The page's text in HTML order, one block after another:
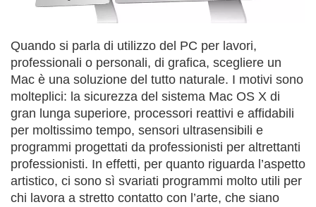
Quando si parla di utilizzo del PC per lavori,
professionali o personali, di grafica, scegliere un
Mac è una soluzione del tutto naturale. I motivi sono
molteplici: la sicurezza del sistema Mac OS X di
gran lunga superiore, processori reattivi e affidabili
per moltissimo tempo, sensori ultrasensibili e
programmi progettati da professionisti per altrettanti
professionisti. In effetti, per quanto riguarda l’aspetto
artistico, ci sono sì svariati programmi molto utili per
chi lavora a stretto contatto con l’arte, che siano